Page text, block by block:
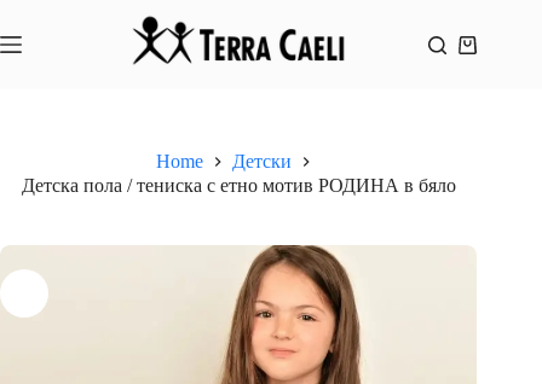
content
Shopping
Home
Детски
Детска пола / тениска с етно мотив РОДИНА в бяло